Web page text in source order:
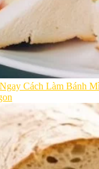
Cách Làm Bánh